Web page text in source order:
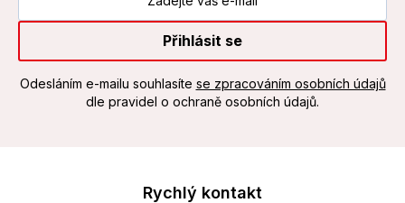
Přihlásit se
Odesláním e-mailu souhlasíte se zpracováním osobních údajů
dle pravidel o ochraně osobních údajů.
Rychlý kontakt